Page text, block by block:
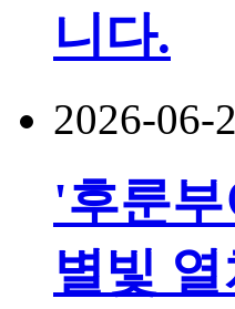
니다.
2026-06-
'후룬
별빛